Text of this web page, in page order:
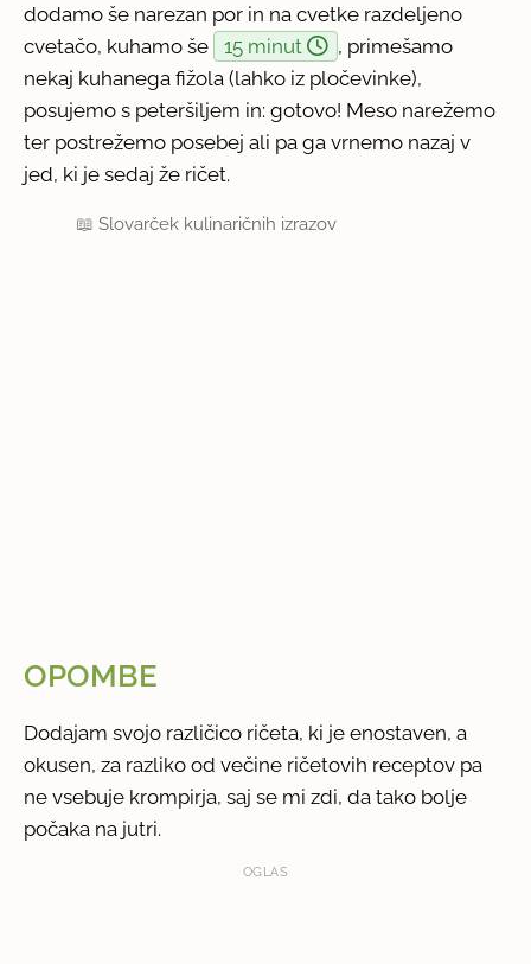
dodamo še narezan por in na cvetke razdeljeno
cvetačo, kuhamo še
15 minut
, primešamo
nekaj kuhanega fižola (lahko iz pločevinke),
posujemo s peteršiljem in: gotovo! Meso narežemo
ter postrežemo posebej ali pa ga vrnemo nazaj v
jed, ki je sedaj že ričet.
📖Slovarček kulinaričnih izrazov
OPOMBE
Dodajam svojo različico ričeta, ki je enostaven, a
okusen, za razliko od večine ričetovih receptov pa
ne vsebuje krompirja, saj se mi zdi, da tako bolje
počaka na jutri.
OGLAS